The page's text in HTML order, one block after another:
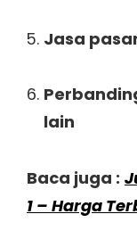
Jasa
lain
Baca juga :
1 – Harga